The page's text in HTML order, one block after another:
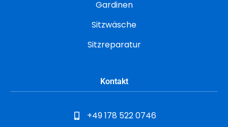
Gardinen
Sitzwäsche
Sitzreparatur
Kontakt
+49 178 522 0746